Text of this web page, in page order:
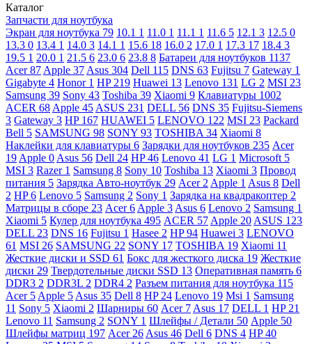
Каталог
Запчасти для ноутбука
Экран для ноутбука 79 10.1 1 11.0 1 11.1 1 11.6 5 12.1 3 12.5 0
13.3 0 13.4 1 14.0 3 14.1 1 15.6 18 16.0 2 17.0 1 17.3 17 18.4 3
19.5 1 20.0 1 21.5 6 23.0 6 23.8 8 Батареи для ноутбуков 1137
Acer87 Apple 37 Asus 304 Dell 115 DNS 63 Fujitsu 7 Gateway 1
Gigabyte 4 Honor 1 HP 219 Huawei 13 Lenovo 131 LG 2 MSI 23
Samsung 39 Sony 43 Toshiba 39 Xiaomi 9 Клавиатуры 1002
ACER 68 Apple 45 ASUS 231 DELL 56 DNS 35 Fujitsu-Siemens
3 Gateway 3 HP 167 HUAWEI 5 LENOVO 122 MSI 23 Packard
Bell 5 SAMSUNG 98 SONY 93 TOSHIBA 34 Xiaomi 8
Наклейки для клавиатуры 6 Зарядки для ноутбуков 235 Acer
19 Apple 0 Asus 56 Dell 24 HP46 Lenovo 41 LG 1 Microsoft 5
MSI 3 Razer 1 Samsung 8 Sony 10 Toshiba 13 Xiaomi 3 Провод
питания 5 Зарядка Авто-ноутбук 29 Acer 2 Apple 1 Asus 8 Dell
2 HP6 Lenovo 5 Samsung 2 Sony 1 Зарядка на квадракоптер 2
Матрицы в сборе 23 Acer6 Apple 3 Asus 6 Lenovo 2 Samsung 1
Xiaomi 5 Кулер для ноутбука 495 ACER 57 Apple 20 ASUS 123
DELL 23 DNS 16 Fujitsu 1 Hasee 2 HP94 Huawei 3 LENOVO
61 MSI 26 SAMSUNG 22 SONY 17 TOSHIBA 19 Xiaomi 11
Жесткие диски и SSD 61 Бокс для жесткого диска 19 Жесткие
диски 29 Твердотельные диски SSD 13 Оперативная память 6
DDR3 2 DDR3L 2 DDR4 2 Разъем питания для ноутбука 115
Acer 5 Apple 5 Asus 35 Dell 8 HP 24 Lenovo 19 Msi 1 Samsung
11 Sony 5 Xiaomi 2 Шарниры 60 Acer 7 Asus 17 DELL 1 HP 21
Lenovo 11 Samsung 2 SONY 1 Шлейфы / Детали 50 Apple 50
Шлейфы матриц 197 Acer 26 Asus 46 Dell 6 DNS 4 HP40